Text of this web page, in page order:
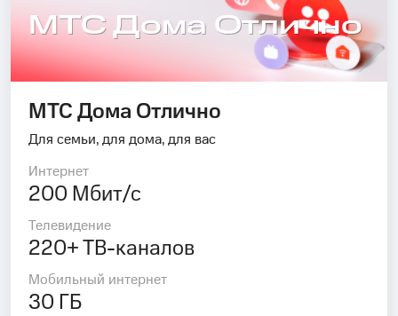
МТС Дома Отлично
МТС Дома Отлично
Для семьи, для дома, для вас
Интернет
200 Мбит/с
Телевидение
220+ ТВ-каналов
Мобильный интернет
30 ГБ